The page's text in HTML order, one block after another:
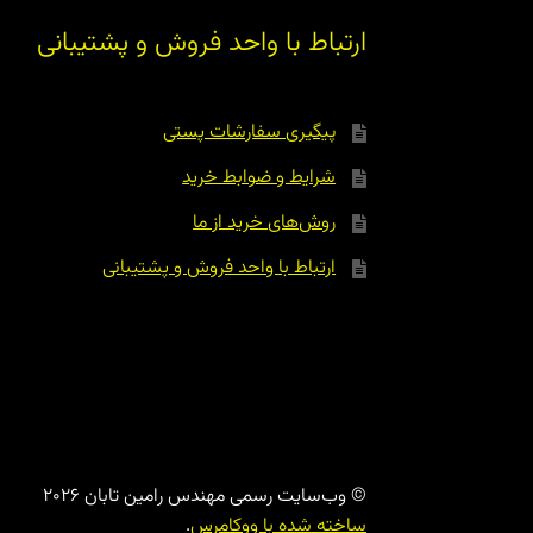
ارتباط با واحد فروش و پشتیبانی
پیگیری سفارشات پستی
شرایط و ضوابط خرید
روش‌های خرید از ما
ارتباط با واحد فروش و پشتیبانی
© وب‌سایت رسمی مهندس رامین تابان 2026
ساخته شده با ووکامرس.